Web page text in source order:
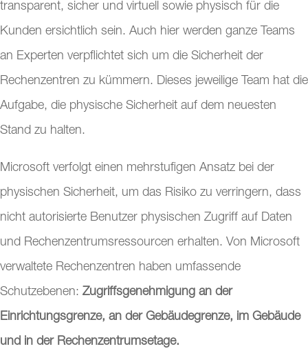
transparent, sicher und virtuell sowie physisch für die
Kunden ersichtlich sein. Auch hier werden ganze Teams
an Experten verpflichtet sich um die Sicherheit der
Rechenzentren zu kümmern. Dieses jeweilige Team hat die
Aufgabe, die physische Sicherheit auf dem neuesten
Stand zu halten.
Microsoft verfolgt einen mehrstufigen Ansatz bei der
physischen Sicherheit, um das Risiko zu verringern, dass
nicht autorisierte Benutzer physischen Zugriff auf Daten
und Rechenzentrumsressourcen erhalten. Von Microsoft
verwaltete Rechenzentren haben umfassende
Schutzebenen: Zugriffsgenehmigung an der
Einrichtungsgrenze, an der Gebäudegrenze, im Gebäude
und in der Rechenzentrumsetage.